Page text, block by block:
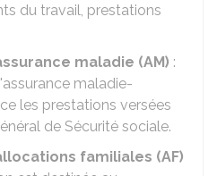
du travail, prestations
maladie (AM) :
maladie-
les prestations versées
de Sécurité sociale.
familiales (AF)